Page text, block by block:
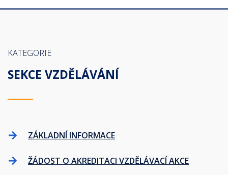
KATEGORIE
SEKCE VZDĚLÁVÁNÍ
ZÁKLADNÍ INFORMACE
ŽÁDOST O AKREDITACI VZDĚLÁVACÍ AKCE